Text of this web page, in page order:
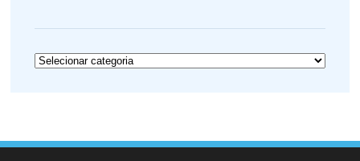
Categorias